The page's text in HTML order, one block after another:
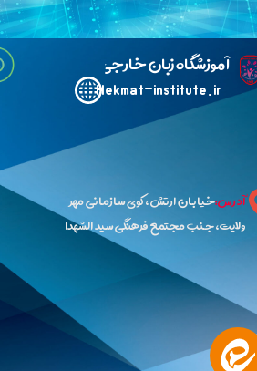
​آموزشگاه زبان خارجی حکمت
Hekmat-institute.ir​​​​​​​
آدرس:خیابان ارتش،کوی سازمانی مهر
ولایت،جنب مجتمع فرهنگی سید الشهدا